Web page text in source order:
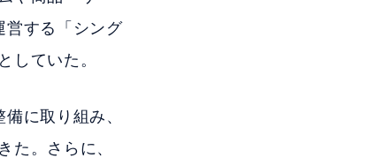
営する「シング
していた。
に取り組み、
た。さらに、